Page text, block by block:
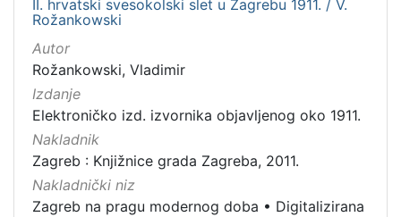
građe
grafička građa
dopisnica
knjiga
fotografija
II. hrvatski svesokolski slet u Zagrebu 1911. / V.
Rožankowski
Autor
Rožankowski, Vladimir
Izdanje
Elektroničko izd. izvornika objavljenog oko 1911.
Nakladnik
Zagreb : Knjižnice grada Zagreba, 2011.
Nakladnički niz
Zagreb na pragu modernog doba • Digitalizirana